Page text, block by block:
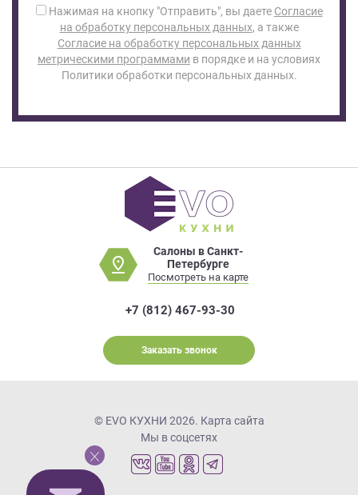
Нажимая на кнопку "Отправить", вы даете Согласие
на обработку персональных данных, а также
Согласие на обработку персональных данных
метрическими программами в порядке и на условиях
Политики обработки персональных данных.
Салоны в Санкт-
Петербурге
Посмотреть на карте
+7 (812) 467-93-30
Заказать звонок
© EVO КУХНИ 2026. Карта сайта
Мы в соцсетях